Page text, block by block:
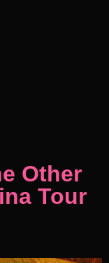
Other
Tour